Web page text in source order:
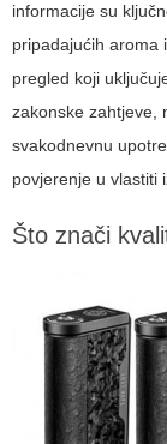
informacije su
pripadajućih aroma
pregled koji
zakonske zahtjeve,
svakodnevnu
povjerenje u vlastiti
Što znači